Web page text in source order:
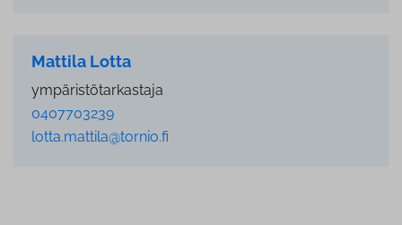
Mattila Lotta
ympäristötarkastaja
0407703239
lotta.mattila@tornio.fi